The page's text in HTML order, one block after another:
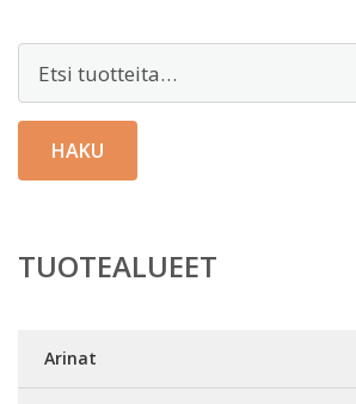
HAKU
TUOTEALUEET
Arinat